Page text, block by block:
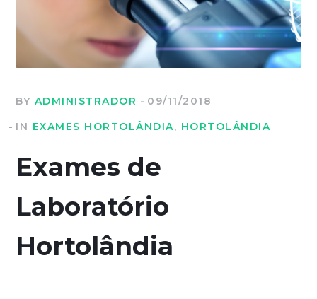
BY ADMINISTRADOR
09/11/2018
IN EXAMES HORTOLÂNDIA, HORTOLÂNDIA
Exames de
Laboratório
Hortolândia